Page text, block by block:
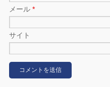
メール*
サイト